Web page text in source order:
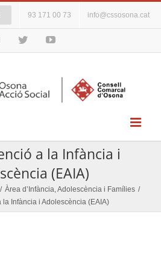
93 171 00 73 info@cssosona.cat
InstagramTwitterYouTube
a la Infància i
(EAIA)
/ Àrea d’Infància, Adolescència i Famílies /
la Infància i Adolescència (EAIA)